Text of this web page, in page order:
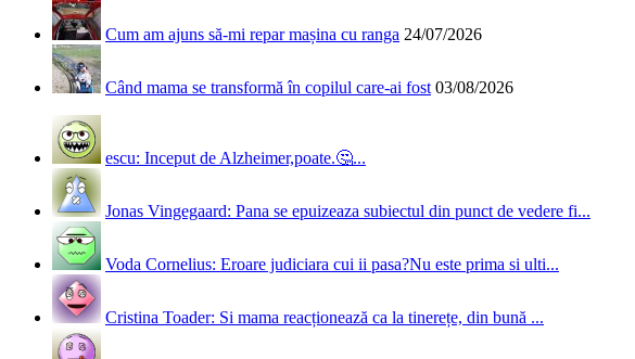
Cum am ajuns să-mi repar mașina cu ranga 24/07/2026
Când mama se transformă în copilul care-ai fost 03/08/2026
escu: Inceput de Alzheimer,poate.🤔...
Jonas Vingegaard: Pana se epuizeaza subiectul din punct de vedere fi...
Voda Cornelius: Eroare judiciara cui ii pasa?Nu este prima si ulti...
Cristina Toader: Si mama reacționează ca la tinerețe, din bună ...